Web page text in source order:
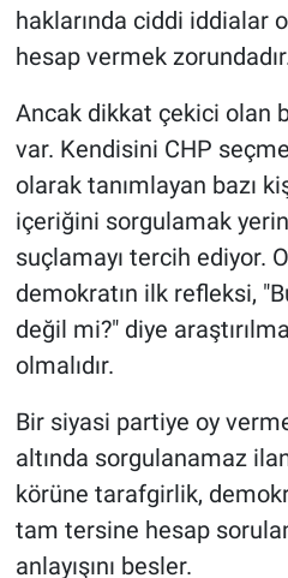
haklarında ciddi iddialar
hesap vermek
Ancak dikkat çekici olan
var. Kendisini CHP
olarak tanımlayan bazı
içeriğini sorgulamak
suçlamayı tercih ediyor.
demokratın ilk refleksi,
değil mi?" diye
olmalıdır.
Bir siyasi partiye oy
altında sorgulanamaz
körüne tarafgirlik,
tam tersine hesap
anlayışını besler.